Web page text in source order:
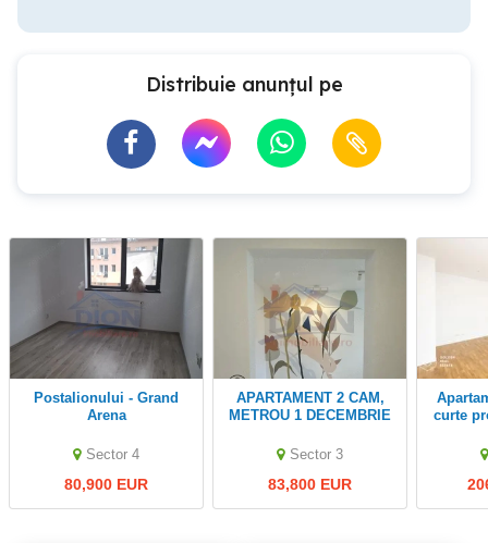
Distribuie anunțul pe
Postalionului - Grand
Arena
Sector 4
80,900 EUR
APARTAMENT 2 CAM,
METROU 1 DECEMBRIE
Sector 3
83,800 EUR
Apartament modern cu
curte